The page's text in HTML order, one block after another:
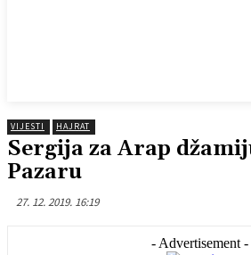
VIJESTI HAJRAT
Sergija za Arap
Pazaru
27. 12. 2019. 16:19
- Advertisement -